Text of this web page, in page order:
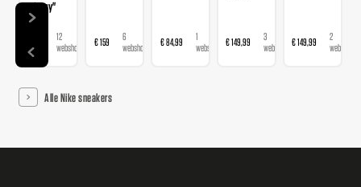
Ivory"
12
webshops
€ 159
6
webshops
€ 84,99
1
webshop
€ 149,99
3
webshops € 149,99
2
webshops
Alle Nike sneakers